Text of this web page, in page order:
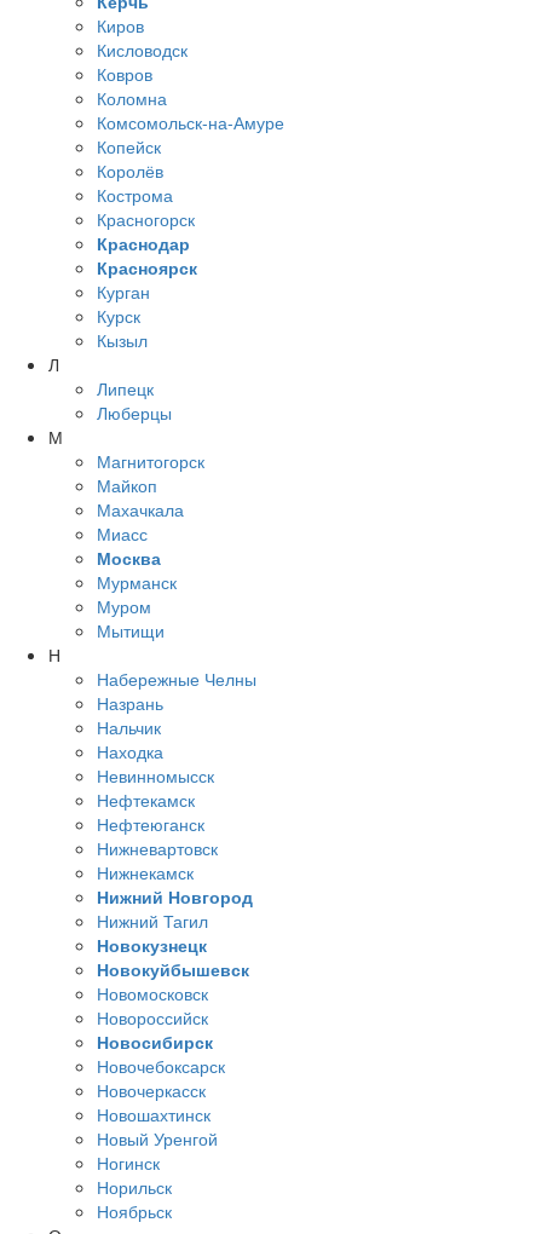
Киров
Кисловодск
Ковров
Коломна
Комсомольск-на-Амуре
Копейск
Королёв
Кострома
Красногорск
Краснодар
Красноярск
Курган
Курск
Кызыл
Л
Липецк
Люберцы
М
Магнитогорск
Майкоп
Махачкала
Миасс
Москва
Мурманск
Муром
Мытищи
Н
Набережные Челны
Назрань
Нальчик
Находка
Невинномысск
Нефтекамск
Нефтеюганск
Нижневартовск
Нижнекамск
Нижний Новгород
Нижний Тагил
Новокузнецк
Новокуйбышевск
Новомосковск
Новороссийск
Новосибирск
Новочебоксарск
Новочеркасск
Новошахтинск
Новый Уренгой
Ногинск
Норильск
Ноябрьск